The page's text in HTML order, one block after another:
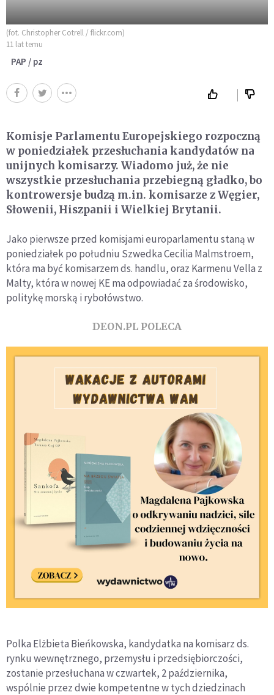
(fot. Christopher Cotrell / flickr.com)
11 lat temu
PAP / pz
Komisje Parlamentu Europejskiego rozpoczną
w poniedziałek przesłuchania kandydatów na
unijnych komisarzy. Wiadomo już, że nie
wszystkie przesłuchania przebiegną gładko, bo
kontrowersje budzą m.in. komisarze z Węgier,
Słowenii, Hiszpanii i Wielkiej Brytanii.
Jako pierwsze przed komisjami europarlamentu staną w
poniedziałek po południu Szwedka Cecilia Malmstroem,
która ma być komisarzem ds. handlu, oraz Karmenu Vella z
Malty, która w nowej KE ma odpowiadać za środowisko,
politykę morską i rybołówstwo.
DEON.PL POLECA
Polka Elżbieta Bieńkowska, kandydatka na komisarz ds.
rynku wewnętrznego, przemysłu i przedsiębiorczości,
zostanie przesłuchana w czwartek, 2 października,
wspólnie przez dwie kompetentne w tych dziedzinach